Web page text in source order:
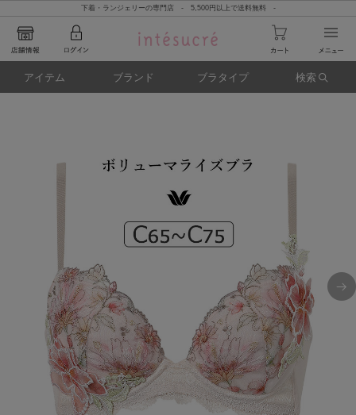
下着・ランジェリーの専門店 - 5,500円以上で送料無料 -
アイテム ブランド ブラタイプ 検索